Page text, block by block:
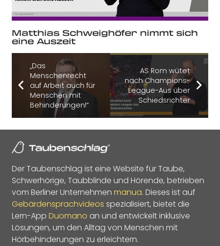
Matthias Schweighöfer nimmt sich
eine Auszeit
„Das
Menschenrecht
auf Arbeit auch für
Menschen mit
Behinderungen!“
AS Rom wütet
nach Champions-
League-Aus über
Schiedsrichter
Der Taubenschlag ist eine Website für Taube,
Schwerhörige, Taubblinde und Hörende, betrieben
vom Berliner Unternehmen manua. Dieses ist auf
Gebärdensprachvideos spezialisiert, bietet die
Lern-App Duomano an und entwickelt inklusive
Lösungen, um den Alltag von Menschen mit
Hörbehinderungen zu erleichtern.